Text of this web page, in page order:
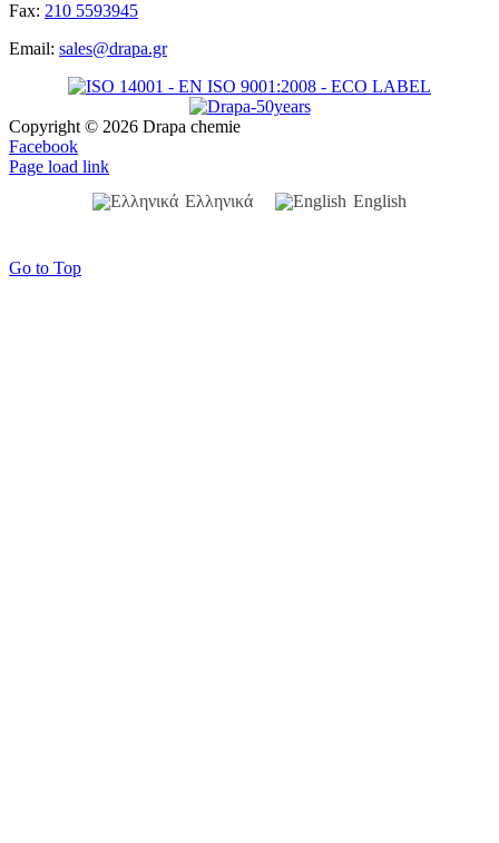
Fax: 210 5593945
Email: sales@drapa.gr
Copyright © 2026 Drapa chemie
Facebook
Page load link
Ελληνικά
English
Go to Top